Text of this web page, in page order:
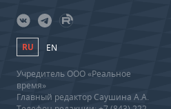
RU EN
Учредитель ООО «Реальное
время»
Главный редактор Саушина А.А.